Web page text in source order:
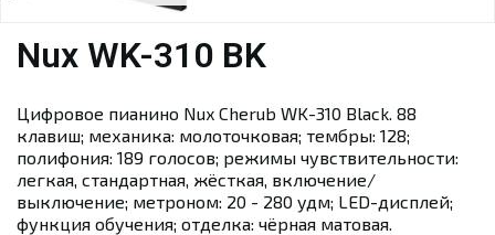
Nux WK-310 BK
Цифровое пианино Nux Cherub WK-310 Black. 88
клавиш; механика: молоточковая; тембры: 128;
полифония: 189 голосов; режимы чувствительности:
легкая, стандартная, жёсткая, включение/
выключение; метроном: 20 - 280 удм; LED-дисплей;
функция обучения; отделка: чёрная матовая.